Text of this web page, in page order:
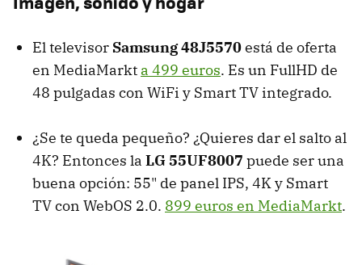
El televisor Samsung 48J5570está de oferta
en MediaMarkt a 499 euros. Es un FullHD de
48 pulgadas con WiFi y Smart TV integrado.
¿Se te queda pequeño? ¿Quieres dar el salto al
4K? Entonces la LG 55UF8007 puede ser una
buena opción: 55" de panel IPS, 4K y Smart
TV con WebOS 2.0. 899 euros en MediaMarkt.